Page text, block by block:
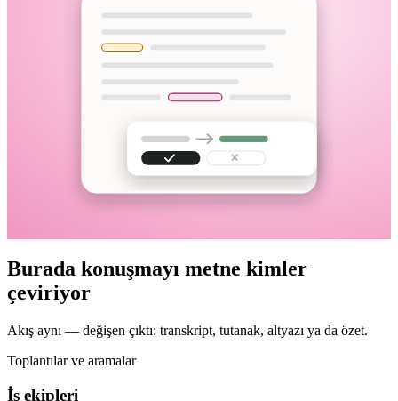
Burada konuşmayı metne kimler
çeviriyor
Akış aynı — değişen çıktı: transkript, tutanak, altyazı ya da özet.
Toplantılar ve aramalar
İş ekipleri